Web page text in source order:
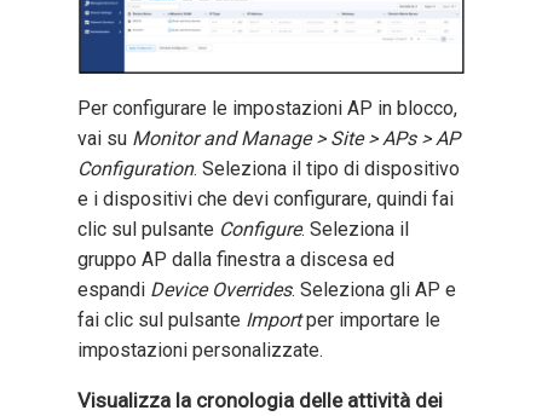
Per configurare le impostazioni AP in blocco,
vai su Monitor and Manage > Site > APs > AP
Configuration. Seleziona il tipo di dispositivo
e i dispositivi che devi configurare, quindi fai
clic sul pulsante Configure. Seleziona il
gruppo AP dalla finestra a discesa ed
espandi Device Overrides. Seleziona gli AP e
fai clic sul pulsante Importper importare le
impostazioni personalizzate.
Visualizza la cronologia delle attività dei